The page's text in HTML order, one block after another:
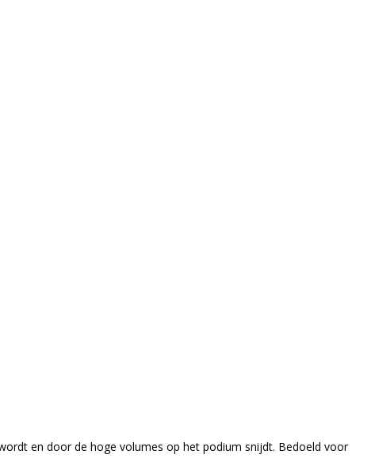
en door de hoge volumes op het podium snijdt. Bedoeld voor